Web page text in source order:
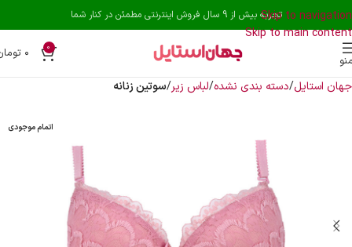
Skip to navigation
Skip to main content
تجربه بیش از 9 سال فروش اینترنتی مطمئن در کنار شما
0 ۰
جهان استایل دسته بندی نشده لباس زیر سوتین زنانه
اتمام موجودی